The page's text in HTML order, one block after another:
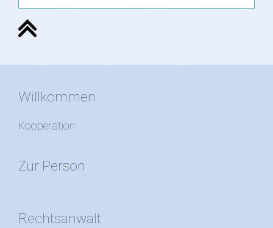
Willkommen
Kooperation
Zur Person
Rechtsanwalt